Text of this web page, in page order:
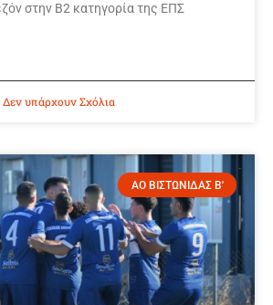
στην Β2 κατηγορία της ΕΠΣ
Δεν υπάρχουν Σχόλια
ΑΟ ΒΙΣΤΩΝΙΔΑΣ Β'